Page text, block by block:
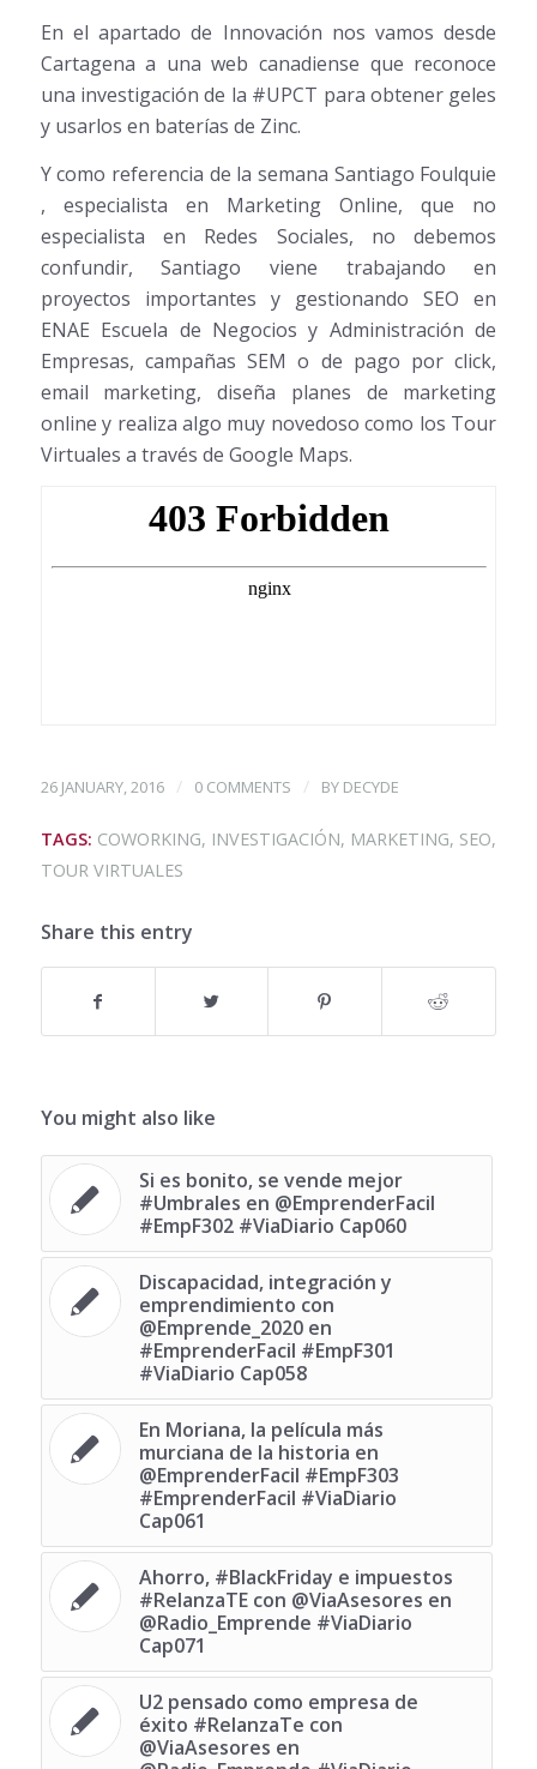
En el apartado de Innovación nos vamos desde
Cartagena a una web canadiense que reconoce
una investigación de la #UPCT para obtener geles
y usarlos en baterías de Zinc.
Y como referencia de la semana Santiago Foulquie
, especialista en Marketing Online, que no
especialista en Redes Sociales, no debemos
confundir, Santiago viene trabajando en
proyectos importantes y gestionando SEO en
ENAE Escuela de Negocios y Administración de
Empresas, campañas SEM o de pago por click,
email marketing, diseña planes de marketing
online y realiza algo muy novedoso como los Tour
Virtuales a través de Google Maps.
26 JANUARY, 2016 / 0 COMMENTS / BY DECYDE
TAGS: COWORKING, INVESTIGACIÓN, MARKETING, SEO,
TOUR VIRTUALES
Share this entry
You might also like
Si es bonito, se vende mejor
#Umbrales en @EmprenderFacil
#EmpF302 #ViaDiario Cap060
Discapacidad, integración y
emprendimiento con
@Emprende_2020 en
#EmprenderFacil #EmpF301
#ViaDiario Cap058
En Moriana, la película más
murciana de la historia en
@EmprenderFacil #EmpF303
#EmprenderFacil #ViaDiario
Cap061
Ahorro, #BlackFriday e impuestos
#RelanzaTE con @ViaAsesores en
@Radio_Emprende #ViaDiario
Cap071
U2 pensado como empresa de
éxito #RelanzaTe con
@ViaAsesores en